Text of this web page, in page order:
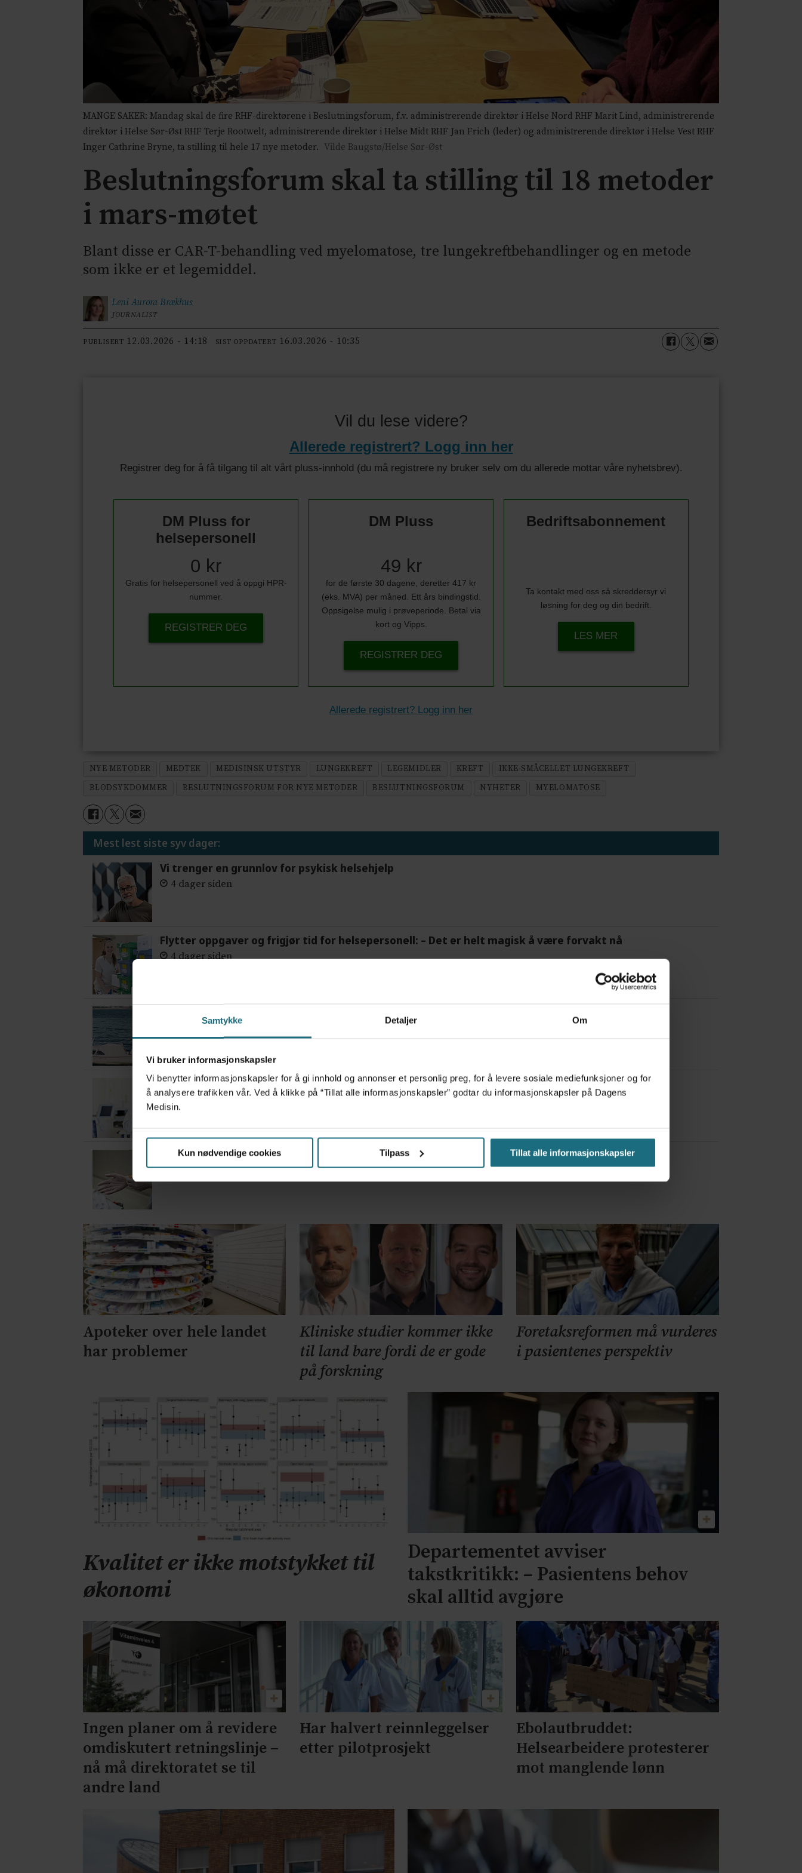
Samtykke Detaljer Om
Vi bruker informasjonskapsler
Vi benytter informasjonskapsler for å gi innhold og annonser et personlig preg, for å levere sosiale mediefunksjoner og for
å analysere trafikken vår. Ved å klikke på “Tillat alle informasjonskapsler” godtar du informasjonskapsler på Dagens
Medisin.
Kun nødvendige cookies Tilpass Tillat alle informasjonskapsler
MANGE SAKER: Mandag skal de fire RHF-direktørene i Beslutningsforum, f.v. administrerende direktør i Helse Nord RHF Marit Lind, administrerende
direktør i Helse Sør-Øst RHF Terje Rootwelt, administrerende direktør i Helse Midt RHF Jan Frich (leder) og administrerende direktør i Helse Vest RHF
Inger Cathrine Bryne, ta stilling til hele 17 nye metoder. Vilde Baugstø/Helse Sør-Øst
Beslutningsforum skal ta stilling til 18 metoder
i mars-møtet
Blant disse er CAR-T-behandling ved myelomatose, tre lungekreftbehandlinger og en metode
som ikke er et legemiddel.
Leni Aurora Brækhus
JOURNALIST
PUBLISERT 12.03.2026 - 14:18 SIST OPPDATERT 16.03.2026 - 10:35
Vil du lese videre?
Allerede registrert? Logg inn her
Registrer deg for å få tilgang til alt vårt pluss-innhold (du må registrere ny bruker selv om du allerede mottar våre nyhetsbrev).
DM Pluss for
helsepersonell
0 kr
Gratis for helsepersonell ved å oppgi HPR-
nummer.
REGISTRER DEG
DM Pluss
49 kr
for de første 30 dagene, deretter 417 kr
(eks. MVA) per måned. Ett års bindingstid.
Oppsigelse mulig i prøveperiode. Betal via
kort og Vipps.
REGISTRER DEG
Bedriftsabonnement
Ta kontakt med oss så skreddersyr vi
løsning for deg og din bedrift.
LES MER
Allerede registrert? Logg inn her
NYE METODER MEDTEK MEDISINSK UTSTYR LUNGEKREFT LEGEMIDLER KREFT
IKKE-SMÅCELLET LUNGEKREFT
BLODSYKDOMMER
BESLUTNINGSFORUM FOR NYE METODER BESLUTNINGSFORUM NYHETER MYELOMATOSE
Mest lest siste syv dager:
Vi trenger en grunnlov for psykisk helsehjelp
4 dager siden
Flytter oppgaver og frigjør tid for helsepersonell: – Det er helt magisk å være forvakt nå
4 dager siden
2 dager siden
– Etter en stund kom det frem at han døgnet før hadde drukket 25 vodka Red Bull
3 dager siden
Mistanken var ikke et forskningsfunn
7 dager siden
Apoteker over hele landet
har problemer
Kliniske studier kommer ikke
til land bare fordi de er gode
på forskning
Foretaksreformen må vurderes
i pasientenes perspektiv
Kvalitet er ikke motstykket til
økonomi
Departementet avviser
takstkritikk: – Pasientens behov
skal alltid avgjøre
Ingen planer om å revidere
omdiskutert retningslinje –
nå må direktoratet se til
andre land
Har halvert reinnleggelser
etter pilotprosjekt
Ebolautbruddet:
Helsearbeidere protesterer
mot manglende lønn